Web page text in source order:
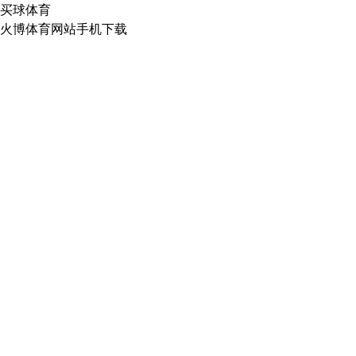
买球体育
火博体育网站手机下载